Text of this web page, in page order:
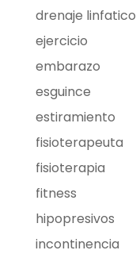
drenaje linfatico
ejercicio
embarazo
esguince
estiramiento
fisioterapeuta
fisioterapia
fitness
hipopresivos
incontinencia